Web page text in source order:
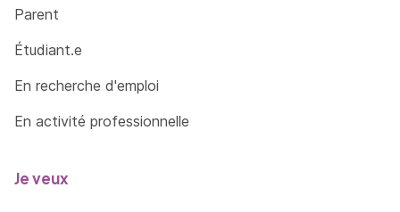
Parent
Étudiant.e
En recherche d'emploi
En activité professionnelle
Je veux